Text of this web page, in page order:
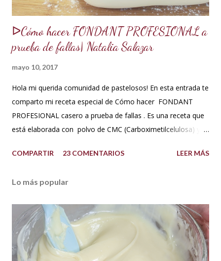
ᐅCómo hacer FONDANT PROFESIONAL a
prueba de fallas| Natalia Salazar
mayo 10, 2017
Hola mi querida comunidad de pastelosos! En esta entrada te
comparto mi receta especial de Cómo hacer FONDANT
PROFESIONAL casero a prueba de fallas . Es una receta que
está elaborada con polvo de CMC (Carboximetilcelulosa) y
que le aportan a la masa elasticidad, firmeza y le ayudan a
*1 kilo o 2.2 libras de Azúcar impalpable micro pulverizada o
maíz o miel de Karo (1/2 taza). Y para climas cálidos usar
Glucosa, la misma cantidad. *7.5 ml de CMC o Tylose *2.5
ml de goma Xantana (Xanthan gum) *1 cucharada de 15 ml
de manteca blanca hidrogenada tipo Crisco o 10 gramos *75
COMPARTIR 23 COMENTARIOS LEER MÁS
Lo más popular